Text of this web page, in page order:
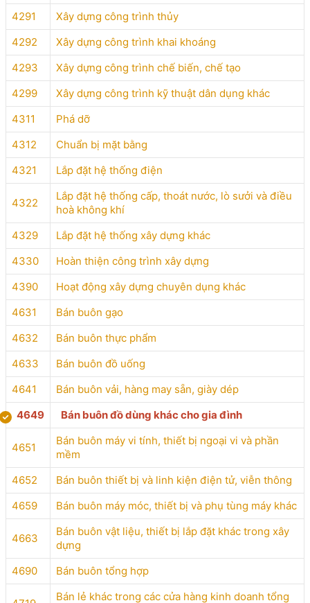
4291
Xây dựng công trình thủy
4292
Xây dựng công trình khai khoáng
4293
Xây dựng công trình chế biến, chế tạo
4299
Xây dựng công trình kỹ thuật dân dụng khác
4311
Phá dỡ
4312
Chuẩn bị mặt bằng
4321
Lắp đặt hệ thống điện
4322
Lắp đặt hệ thống cấp, thoát nước, lò sưởi và điều
hoà không khí
4329
Lắp đặt hệ thống xây dựng khác
4330
Hoàn thiện công trình xây dựng
4390
Hoạt động xây dựng chuyên dụng khác
4631
Bán buôn gạo
4632
Bán buôn thực phẩm
4633
Bán buôn đồ uống
4641
Bán buôn vải, hàng may sẵn, giày dép
4649
Bán buôn đồ dùng khác cho gia đình
4651
Bán buôn máy vi tính, thiết bị ngoại vi và phần
mềm
4652
Bán buôn thiết bị và linh kiện điện tử, viễn thông
4659
Bán buôn máy móc, thiết bị và phụ tùng máy khác
4663
Bán buôn vật liệu, thiết bị lắp đặt khác trong xây
dựng
4690
Bán buôn tổng hợp
Bán lẻ khác trong các cửa hàng kinh doanh tổng